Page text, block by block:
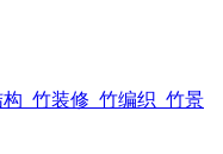
_竹装修_竹编织_竹景